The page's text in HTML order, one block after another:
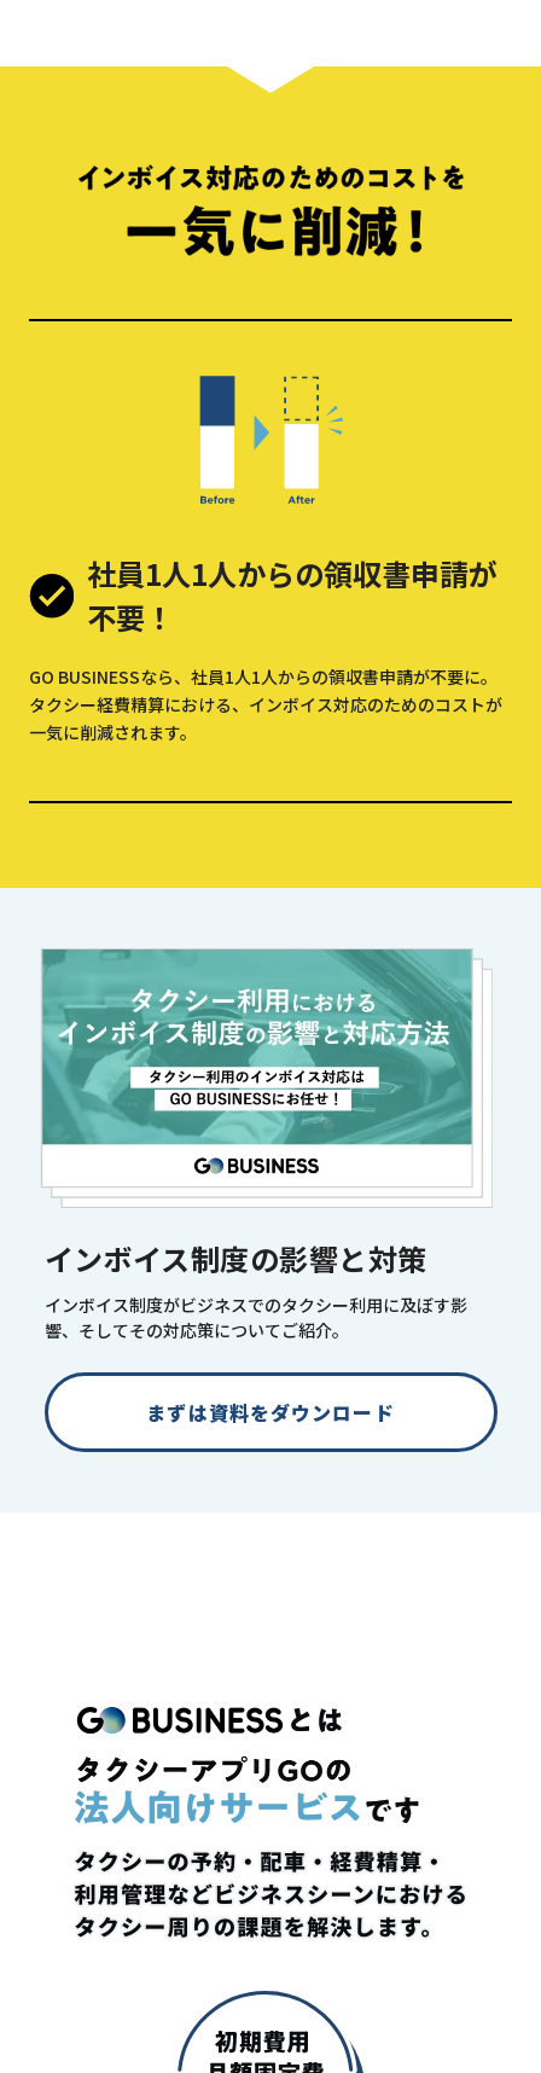
社員1人1人からの領収書申請が
不要！
GO BUSINESSなら、社員1人1人からの領収書申請が不要に。
タクシー経費精算における、インボイス対応のためのコストが
一気に削減されます。
インボイス制度の影響と対策
インボイス制度がビジネスでのタクシー利用に及ぼす影
響、そしてその対応策についてご紹介。
まずは資料をダウンロード